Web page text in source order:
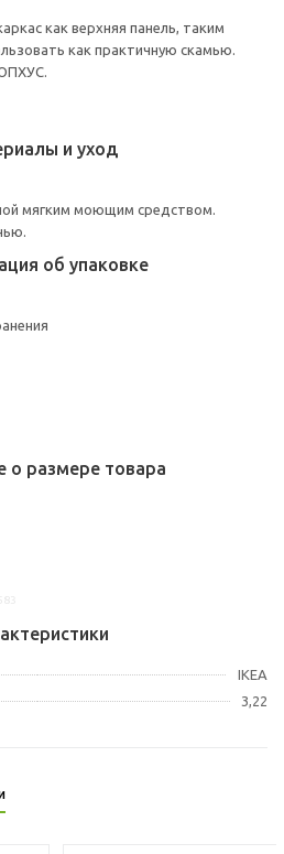
как верхняя панель, таким
как практичную скамью.
и уход
мягким моющим средством.
об упаковке
о размере товара
IKEA
3,22